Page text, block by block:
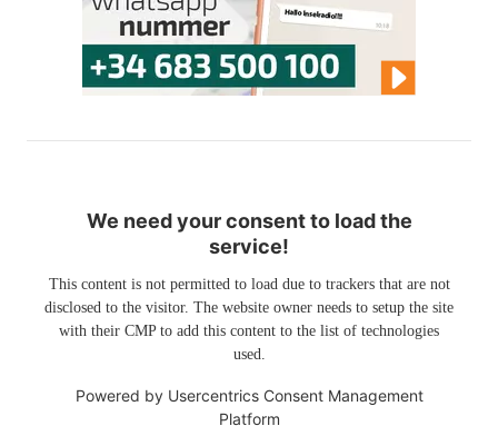
We need your consent to load the
service!
This content is not permitted to load due to trackers that are not
disclosed to the visitor. The website owner needs to setup the site
with their CMP to add this content to the list of technologies
used.
Powered by Usercentrics Consent Management
Platform